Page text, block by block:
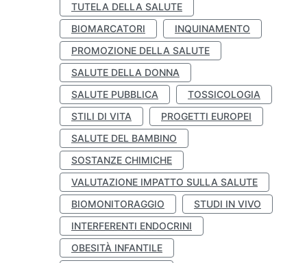
TUTELA DELLA SALUTE
BIOMARCATORI
INQUINAMENTO
PROMOZIONE DELLA SALUTE
SALUTE DELLA DONNA
SALUTE PUBBLICA
TOSSICOLOGIA
STILI DI VITA
PROGETTI EUROPEI
SALUTE DEL BAMBINO
SOSTANZE CHIMICHE
VALUTAZIONE IMPATTO SULLA SALUTE
BIOMONITORAGGIO
STUDI IN VIVO
INTERFERENTI ENDOCRINI
OBESITÀ INFANTILE